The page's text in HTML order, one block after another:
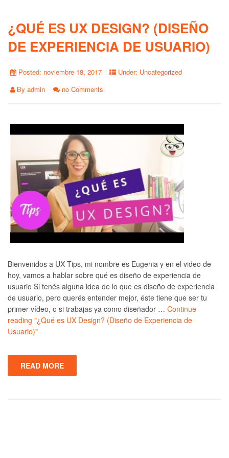
¿QUÉ ES UX DESIGN? (DISEÑO
DE EXPERIENCIA DE USUARIO)
Posted: noviembre 18, 2017 Under: Uncategorized
By admin no Comments
Bienvenidos a UX Tips, mi nombre es Eugenia y en el video de
hoy, vamos a hablar sobre qué es diseño de experiencia de
usuario Si tenés alguna idea de lo que es diseño de experiencia
de usuario, pero querés entender mejor, éste tiene que ser tu
primer vídeo, o si trabajas ya como diseñador … Continue
reading "¿Qué es UX Design? (Diseño de Experiencia de
Usuario)"
READ MORE